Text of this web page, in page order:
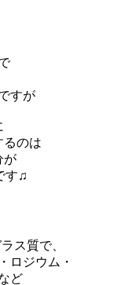
すが
るのは
が
す♫
ス質で、
ロジウム・
ど